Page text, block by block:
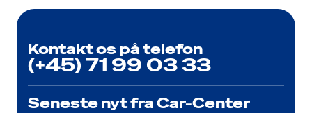
Kontakt os på telefon
(+45) 71 99 03 33
Seneste nyt fra Car-Center